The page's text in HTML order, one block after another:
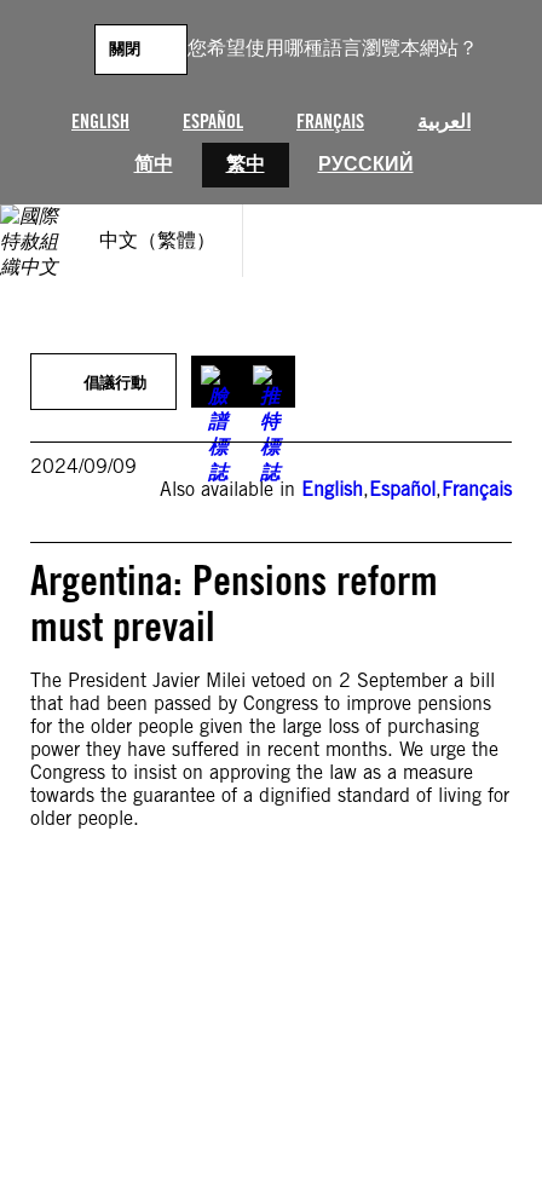
您希望使用哪種語言瀏覽本網站？
ENGLISH ESPAÑOL FRANÇAIS
العربية
简中
繁中 РУССКИЙ
關閉
中文（繁體）
倡議行動
2024/09/09
Also available in English,Español,Français
Argentina: Pensions reform
must prevail
The President Javier Milei vetoed on 2 September a bill
that had been passed by Congress to improve pensions
for the older people given the large loss of purchasing
power they have suffered in recent months. We urge the
Congress to insist on approving the law as a measure
towards the guarantee of a dignified standard of living for
older people.